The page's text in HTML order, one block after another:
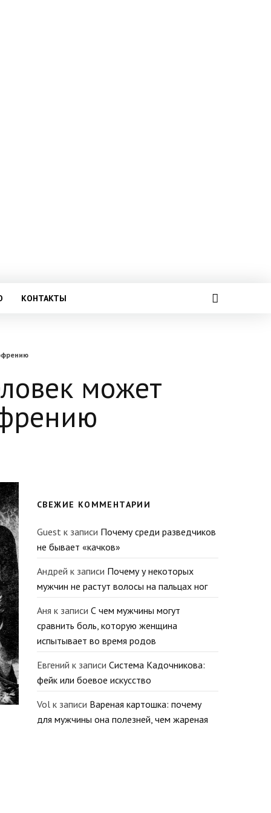
КОНТАКТЫ
может
СВЕЖИЕ КОММЕНТАРИИ
Guest к записи Почему среди разведчиков
не бывает «качков»
Андрей к записи Почему у некоторых
мужчин не растут волосы на пальцах ног
Аня к записи С чем мужчины могут
сравнить боль, которую женщина
испытывает во время родов
Евгений к записи Система Кадочникова:
фейк или боевое искусство
Vol к записи Вареная картошка: почему
для мужчины она полезней, чем жареная